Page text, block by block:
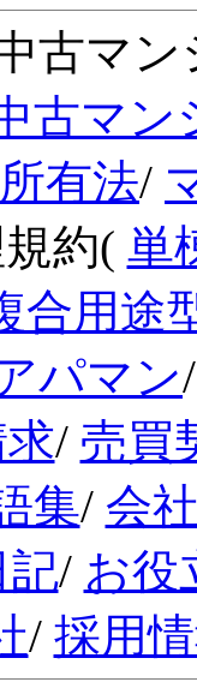
古マン
古マン
有法/
約( 単
合用途
パマン
/ 売買
集/ 会
記/ お役
/ 採用